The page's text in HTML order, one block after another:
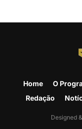
Home O
Redação
Designed